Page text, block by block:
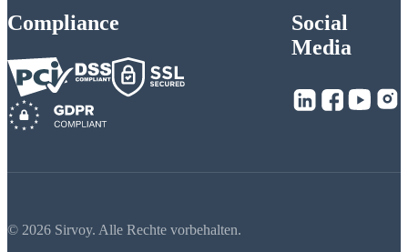
Compliance
Social
Media
© 2026 Sirvoy. Alle Rechte vorbehalten.